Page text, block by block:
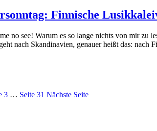
Finnische
no see! Warum es so lange nichts von mir zu
nach Skandinavien, genauer heißt das:
3 … Seite 31 Nächste Seite